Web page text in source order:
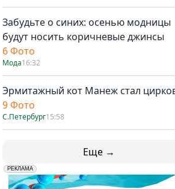
Забудьте о синих: осенью модницы
будут носить коричневые джинсы
6 Фото
Мода16:32
Эрмитажный кот Манеж стал
9 Фото
С.Петербург15:58
Еще →
erid: LdtCK5udn
РЕКЛАМА
АО "ГАТР", ИНН: 7841320717